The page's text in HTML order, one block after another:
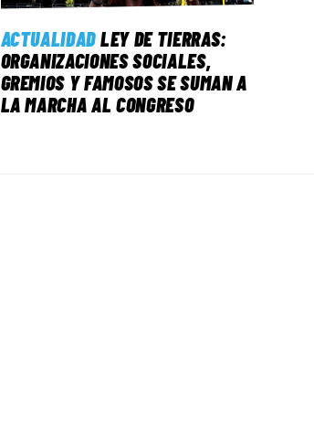
ACTUALIDADLEY DE TIERRAS:
ORGANIZACIONES SOCIALES,
GREMIOS Y FAMOSOS SE SUMAN A
LA MARCHA AL CONGRESO